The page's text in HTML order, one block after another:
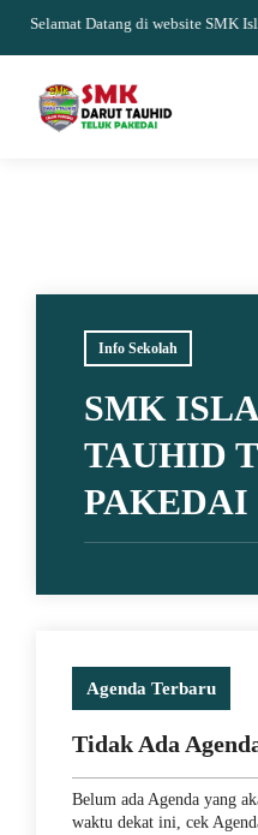
Selamat Datang di website SMK
Info Sekolah
SMK
TAUHID
PAKEDAI
Agenda Terbaru
Tidak Ada
Belum ada Agenda yang
waktu dekat ini, cek